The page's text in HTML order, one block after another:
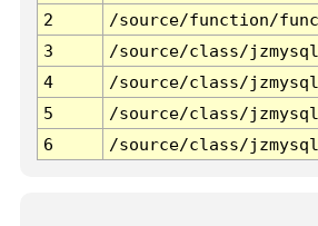
2
/source/function/
3
/source/class/
4
/source/class/
5
/source/class/
6
/source/class/